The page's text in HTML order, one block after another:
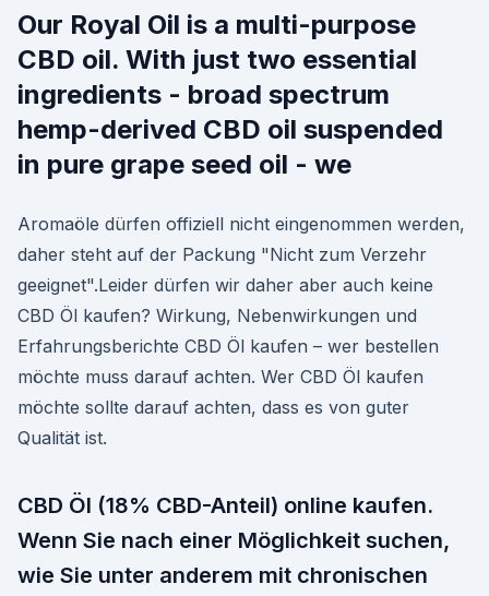
Our Royal Oil is a multi-purpose
CBD oil. With just two essential
ingredients - broad spectrum
hemp-derived CBD oil suspended
in pure grape seed oil - we
Aromaöle dürfen offiziell nicht eingenommen werden,
daher steht auf der Packung "Nicht zum Verzehr
geeignet".Leider dürfen wir daher aber auch keine
CBD Öl kaufen? Wirkung, Nebenwirkungen und
Erfahrungsberichte CBD Öl kaufen – wer bestellen
möchte muss darauf achten. Wer CBD Öl kaufen
möchte sollte darauf achten, dass es von guter
Qualität ist.
CBD Öl (18% CBD-Anteil) online kaufen.
Wenn Sie nach einer Möglichkeit suchen,
wie Sie unter anderem mit chronischen